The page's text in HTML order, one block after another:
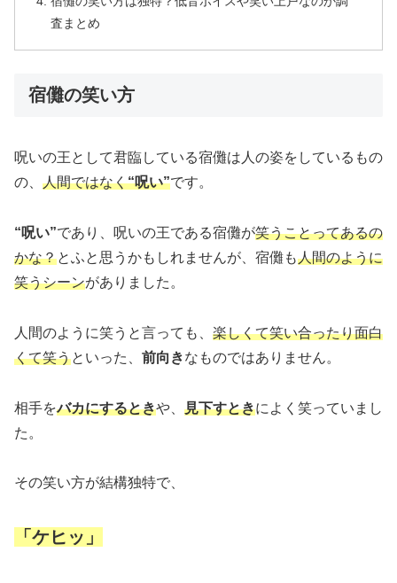
査まとめ
宿儺の笑い方
呪いの王として君臨している宿儺は人の姿をしているもの
の、 人間ではなく“呪い”です。
“呪い”であり、呪いの王である宿儺が笑うことってあるの
かな？とふと思うかもしれませんが、宿儺も人間のように
笑うシーンがありました。
人間のように笑うと言っても、 楽しくて笑い合ったり面白
くて笑うといった、 前向きなものではありません。
相手をバカにするときや、 見下すときによく笑っていまし
た。
その笑い方が結構独特で、
「ケヒッ」